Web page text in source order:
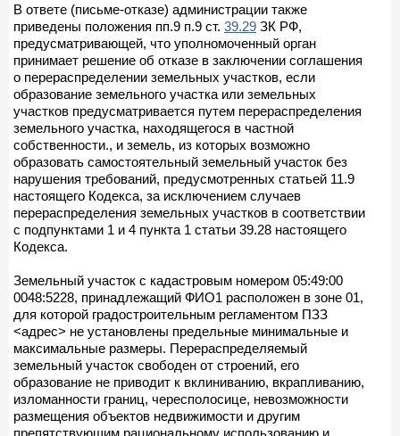
В ответе (письме-отказе) администрации также
приведены положения пп.9 п.9 ст. 39.29 ЗК РФ,
предусматривающей, что уполномоченный орган
принимает решение об отказе в заключении соглашения
о перераспределении земельных участков, если
образование земельного участка или земельных
участков предусматривается путем перераспределения
земельного участка, находящегося в частной
собственности., и земель, из которых возможно
образовать самостоятельный земельный участок без
нарушения требований, предусмотренных статьей 11.9
настоящего Кодекса, за исключением случаев
перераспределения земельных участков в соответствии
с подпунктами 1 и 4 пункта 1 статьи 39.28 настоящего
Кодекса.
Земельный участок с кадастровым номером 05:49:00
0048:5228, принадлежащий ФИО1 расположен в зоне 01,
для которой градостроительным регламентом ПЗЗ
<адрес> не установлены предельные минимальные и
максимальные размеры. Перераспределяемый
земельный участок свободен от строений, его
образование не приводит к вклиниванию, вкрапливанию,
изломанности границ, чересполосице, невозможности
размещения объектов недвижимости и другим
препятствующим рациональному использованию и